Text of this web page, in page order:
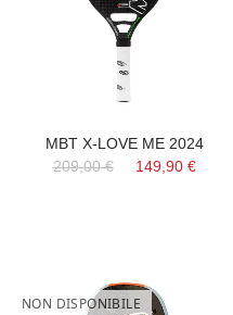
MBT X-LOVE ME 2024
209,00 €
149,90 €
NON DISPONIBILE